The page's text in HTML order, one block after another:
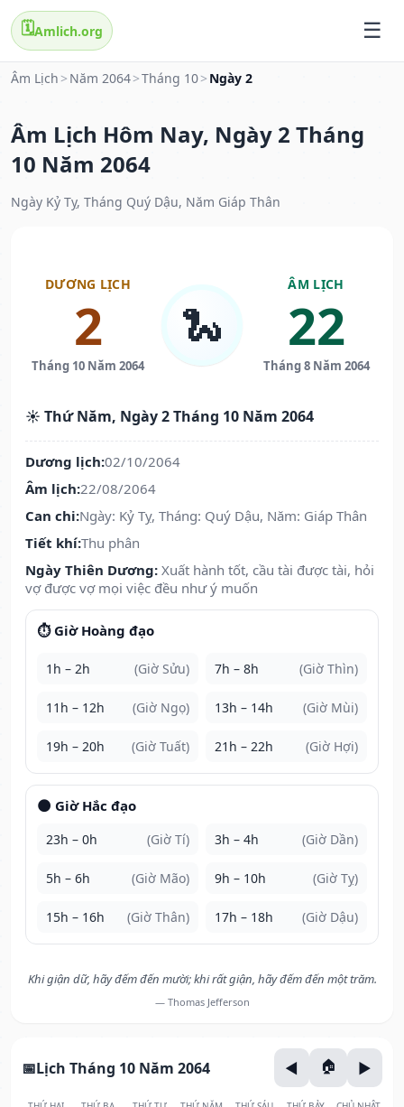
🗓️Amlich.org
Âm Lịch > Năm 2064>Tháng 10> Ngày 2
Âm Lịch Hôm Nay, Ngày 2 Tháng
10 Năm 2064
Ngày Kỷ Tỵ, Tháng Quý Dậu, Năm Giáp Thân
DƯƠNG LỊCH
2
Tháng 10 Năm 2064
🐍
ÂM LỊCH
22
Tháng 8 Năm 2064
☀️ Thứ Năm, Ngày 2 Tháng 10 Năm 2064
Dương lịch:02/10/2064
Âm lịch:22/08/2064
Can chi:Ngày: Kỷ Tỵ, Tháng: Quý Dậu, Năm: Giáp Thân
Tiết khí:Thu phân
Ngày Thiên Dương: Xuất hành tốt, cầu tài được tài, hỏi
vợ được vợ mọi việc đều như ý muốn
⏱️ Giờ Hoàng đạo
1h – 2h (Giờ Sửu) 7h – 8h (Giờ Thìn)
11h – 12h (Giờ Ngọ) 13h – 14h (Giờ Mùi)
19h – 20h (Giờ Tuất) 21h – 22h (Giờ Hợi)
🌑 Giờ Hắc đạo
23h – 0h (Giờ Tí) 3h – 4h (Giờ Dần)
5h – 6h (Giờ Mão) 9h – 10h (Giờ Tỵ)
15h – 16h (Giờ Thân) 17h – 18h (Giờ Dậu)
Khi giận dữ, hãy đếm đến mười; khi rất giận, hãy đếm đến một trăm.
— Thomas Jefferson
Lịch Tháng 10 Năm 2064